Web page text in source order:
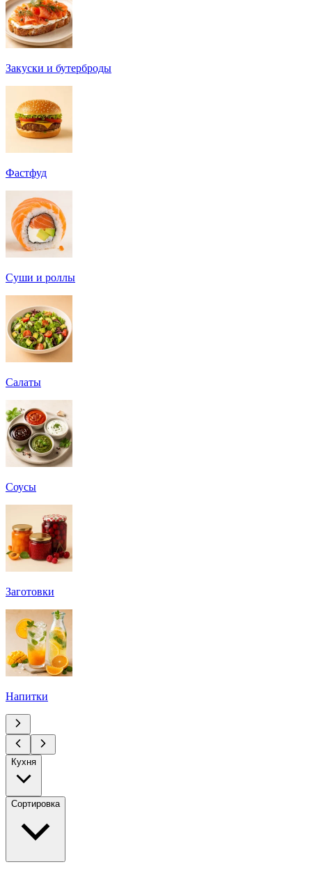
Закуски и бутерброды
Фастфуд
Суши и роллы
Салаты
Соусы
Заготовки
Напитки
Кухня
Сортировка